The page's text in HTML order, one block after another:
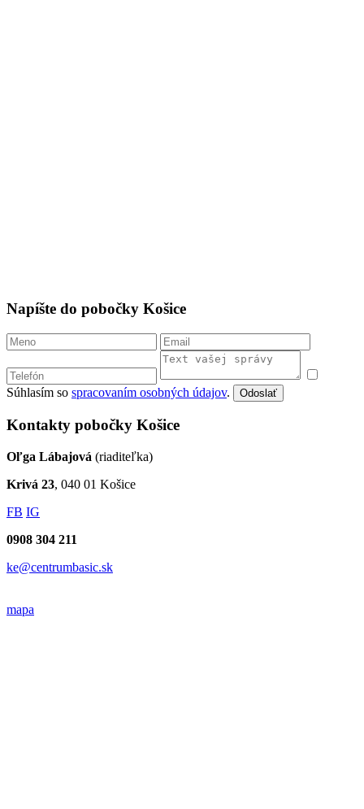
Napíšte do pobočky Košice
Súhlasím so spracovaním osobných údajov. Odoslať
Kontakty pobočky Košice
Oľga Lábajová (riaditeľka)
Krivá 23, 040 01 Košice
FB IG
0908 304 211
ke@centrumbasic.sk
mapa